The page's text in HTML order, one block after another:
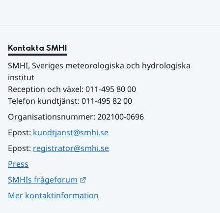
Kontakta SMHI
SMHI, Sveriges meteorologiska och hydrologiska
institut
Reception och växel: 011-495 80 00
Telefon kundtjänst: 011-495 82 00
Organisationsnummer: 202100-0696
Epost: kundtjanst@smhi.se
Epost: registrator@smhi.se
Press
SMHIs frågeforum
Mer kontaktinformation